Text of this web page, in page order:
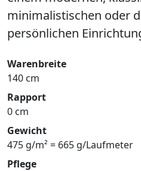
minimalistischen oder
persönlichen
Warenbreite
140 cm
Rapport
0 cm
Gewicht
475 g/m² = 665 g/Laufmeter
Pflege